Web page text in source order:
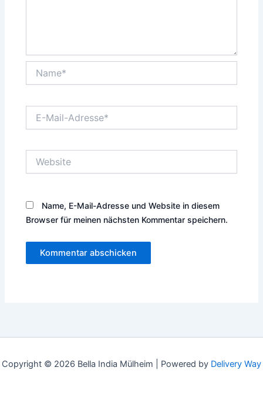
Mail-
Name, E-Mail-Adresse und Website in diesem
Browser für meinen nächsten Kommentar speichern.
Copyright © 2026 Bella India Mülheim | Powered by Delivery Way